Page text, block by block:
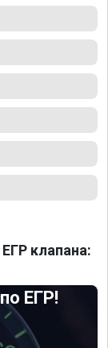
клапана:
ЕГР!